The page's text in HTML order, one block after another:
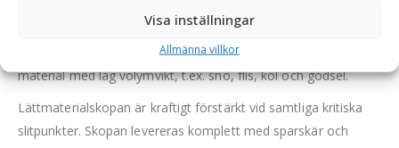
Visa inställningar
Allmänna villkor
till ett bra pris. Effektiv kombination av slitstyrka och optimal
prestanda för lastning, körning och tömning. Hanterar
material med låg volymvikt, t.ex. snö, flis, kol och gödsel.
Lättmaterialskopan är kraftigt förstärkt vid samtliga kritiska
slitpunkter. Skopan levereras komplett med sparskär och